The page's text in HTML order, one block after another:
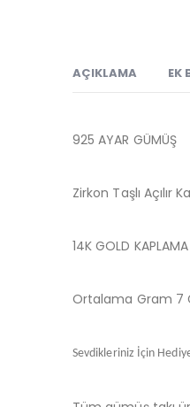
AÇIKLAMA EK
925 AYAR GÜMÜŞ
Zirkon Taşlı Açılır
14K GOLD KAPLAMA
Ortalama Gram 7
Sevdikleriniz İçin